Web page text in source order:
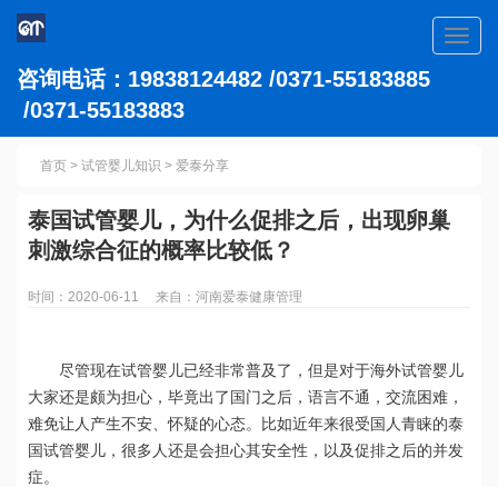
咨询电话：19838124482 /0371-55183885
/0371-55183883
首页 > 试管婴儿知识 > 爱泰分享
泰国试管婴儿，为什么促排之后，出现卵巢
刺激综合征的概率比较低？
时间：2020-06-11 来自：河南爱泰健康管理
尽管现在试管婴儿已经非常普及了，但是对于海外试管婴儿
大家还是颇为担心，毕竟出了国门之后，语言不通，交流困难，
难免让人产生不安、怀疑的心态。比如近年来很受国人青睐的泰
国试管婴儿，很多人还是会担心其安全性，以及促排之后的并发
症。